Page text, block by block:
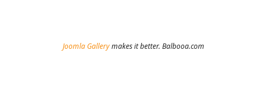
Joomla Gallerymakes it better. Balbooa.com